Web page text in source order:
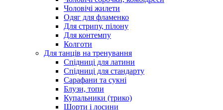
Чоловічі жилети
Одяг для фламенко
Для стрипу, пілону
Для контемпу
Колготи
Для танців на тренування
Спідниці для латини
Спідниці для стандарту
Сарафани та сукні
Блузи, топи
Купальники (трико)
Шорти і лосини